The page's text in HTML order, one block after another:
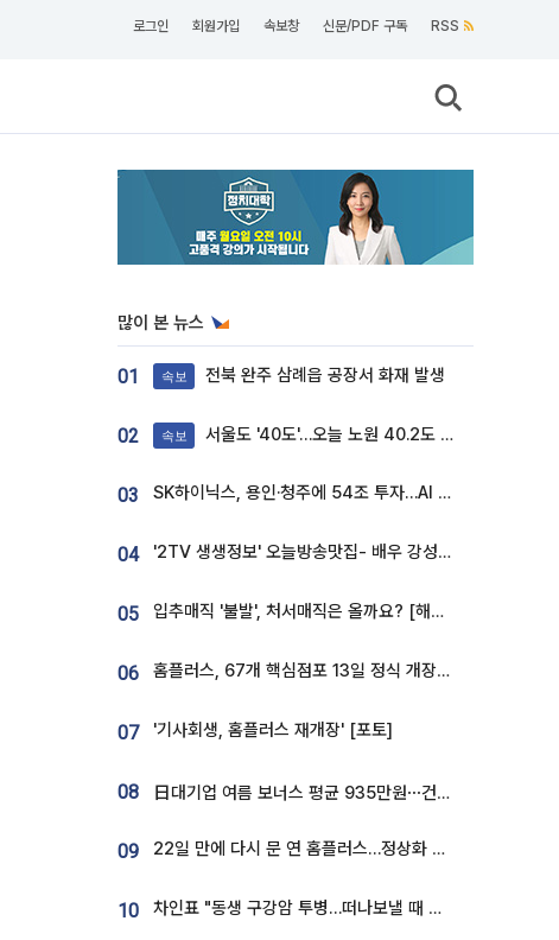
로그인 회원가입 속보창 신문/PDF 구독 RSS
많이 본 뉴스
01 속보 전북 완주 삼례읍 공장서 화재 발생
02 속보 서울도 '40도'…오늘 노원 40.2도 기록
03 SK하이닉스, 용인·청주에 54조 투자…AI 메모리 생산기지 키운다
04 '2TV 생생정보' 오늘방송맛집- 배우 강성진 단골! 쌀국수ㆍ푸팟퐁 커리 맛집 '블○○○'
05 입추매직 '불발', 처서매직은 올까요? [해시태그]
06 홈플러스, 67개 핵심점포 13일 정식 개장…영업 재개 속도
07 '기사회생, 홈플러스 재개장' [포토]
08 日대기업 여름 보너스 평균 935만원⋯건설회사 1800만 넘어
09 22일 만에 다시 문 연 홈플러스…정상화 바쁜데 재고 없어 ‘발동동’[가보니]
10 차인표 "동생 구강암 투병…떠나보낼 때 가장 힘들었다”